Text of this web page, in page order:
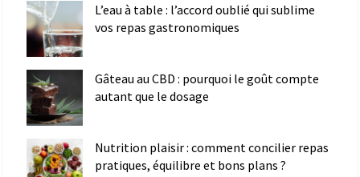
L’eau à table : l’accord oublié qui sublime
vos repas gastronomiques
Gâteau au CBD : pourquoi le goût compte
autant que le dosage
Nutrition plaisir : comment concilier repas
pratiques, équilibre et bons plans ?